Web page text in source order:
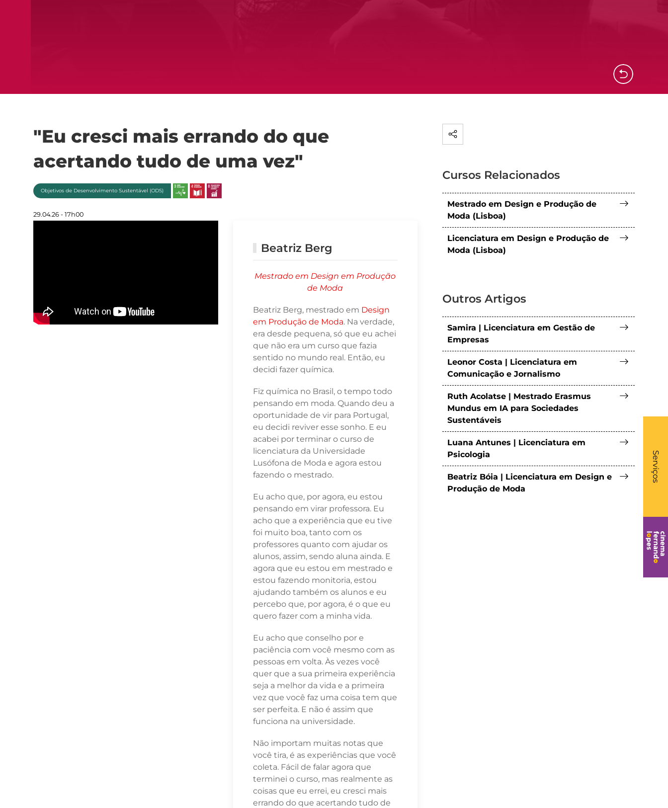
Serviços
-
"Eu cresci mais errando do que
acertando tudo de uma vez"
Objetivos de Desenvolvimento Sustentável (ODS)
29.04.26 - 17h00
Beatriz Berg
Mestrado em Design em Produção
de Moda
Beatriz Berg, mestrado em Design
em Produção de Moda. Na verdade,
era desde pequena, só que eu achei
que não era um curso que fazia
sentido no mundo real. Então, eu
decidi fazer química.
Fiz química no Brasil, o tempo todo
pensando em moda. Quando deu a
oportunidade de vir para Portugal,
eu decidi reviver esse sonho. E eu
acabei por terminar o curso de
licenciatura da Universidade
Lusófona de Moda e agora estou
fazendo o mestrado.
Eu acho que, por agora, eu estou
pensando em virar professora. Eu
acho que a experiência que eu tive
foi muito boa, tanto com os
professores quanto com ajudar os
alunos, assim, sendo aluna ainda. E
agora que eu estou em mestrado e
estou fazendo monitoria, estou
ajudando também os alunos e eu
percebo que, por agora, é o que eu
quero fazer com a minha vida.
Eu acho que conselho por e
paciência com você mesmo com as
pessoas em volta. Às vezes você
quer que a sua primeira experiência
seja a melhor da vida e a primeira
vez que você faz uma coisa tem que
ser perfeita. E não é assim que
funciona na universidade.
Não importam muitas notas que
você tira, é as experiências que você
coleta. Fácil de falar agora que
terminei o curso, mas realmente as
coisas que eu errei, eu cresci mais
errando do que acertando tudo de
Cursos Relacionados
Mestrado em Design e Produção de
Moda (Lisboa)
Licenciatura em Design e Produção de
Moda (Lisboa)
Outros Artigos
Samira | Licenciatura em Gestão de
Empresas
Leonor Costa | Licenciatura em
Comunicação e Jornalismo
Ruth Acolatse | Mestrado Erasmus
Mundus em IA para Sociedades
Sustentáveis
Luana Antunes | Licenciatura em
Psicologia
Beatriz Bóia | Licenciatura em Design e
Produção de Moda